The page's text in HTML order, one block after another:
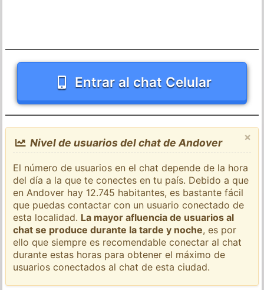
Entrar al chat Celular
×
Nivel de usuarios del chat de Andover
El número de usuarios en el chat depende de la hora
del día a la que te conectes en tu país. Debido a que
en Andover hay 12.745 habitantes, es bastante fácil
que puedas contactar con un usuario conectado de
esta localidad. La mayor afluencia de usuarios al
chat se produce durante la tarde y noche, es por
ello que siempre es recomendable conectar al chat
durante estas horas para obtener el máximo de
usuarios conectados al chat de esta ciudad.